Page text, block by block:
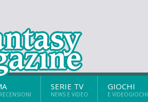
SERIE TV
NEWS E VIDEO
GIOCHI
E VIDEOGIOCHI